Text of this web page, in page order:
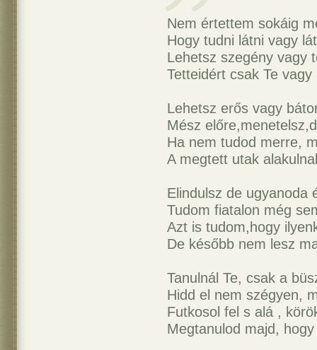
Nem értettem sokáig
Hogy tudni látni vagy
Lehetsz szegény vagy
Tetteidért csak Te vagy
Lehetsz erős vagy
Mész
Ha nem tudod merre,
A megtett utak
Elindulsz de ugyanoda
Tudom fiatalon még
Azt is tudom,hogy
De később nem lesz
Tanulnál Te, csak a
Hidd el nem szégyen,
Futkosol fel s alá ,
Megtanulod majd,